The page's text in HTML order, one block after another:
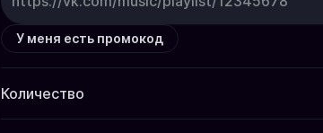
У меня есть промокод
Количество